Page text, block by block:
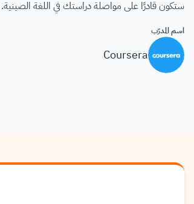
ستكون قادرًا على مواصلة دراستك في اللغة الصينية.
اسم المدرّب
Coursera